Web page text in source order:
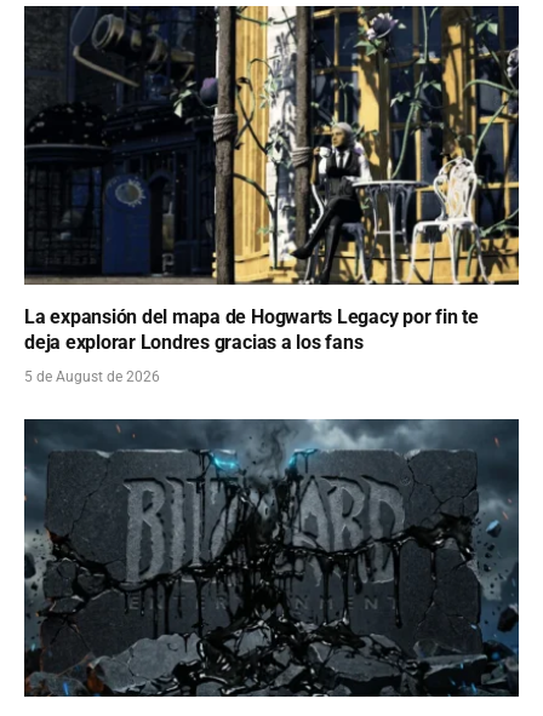
La expansión del mapa de Hogwarts Legacy por fin te
deja explorar Londres gracias a los fans
5 de August de 2026